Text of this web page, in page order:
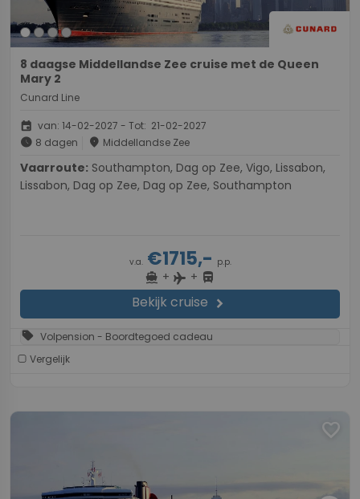
8 daagse Middellandse Zee cruise met de Queen
Mary 2
Cunard Line
event van: 14-02-2027 - Tot: 21-02-2027
schedule 8 dagen place Middellandse Zee
Vaarroute:
Lissabon, Dag op Zee, Dag op Zee, Southampton
v.a.€1715,- p.p.
directions_boat + flight + directions_bus
Bekijk cruise chevron_right
sell Volpension - Boordtegoed cadeau
Vergelijk
favorite